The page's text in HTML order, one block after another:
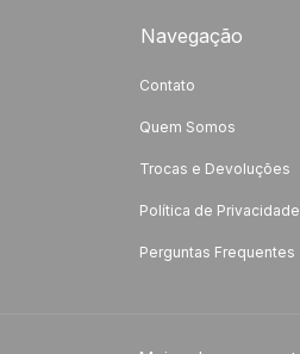
Navegação
Contato
Quem Somos
Trocas e Devoluções
Política de Privacidade
Perguntas Frequentes